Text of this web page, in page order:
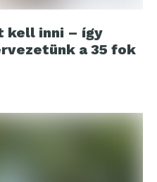
kell inni – így
a 35 fok